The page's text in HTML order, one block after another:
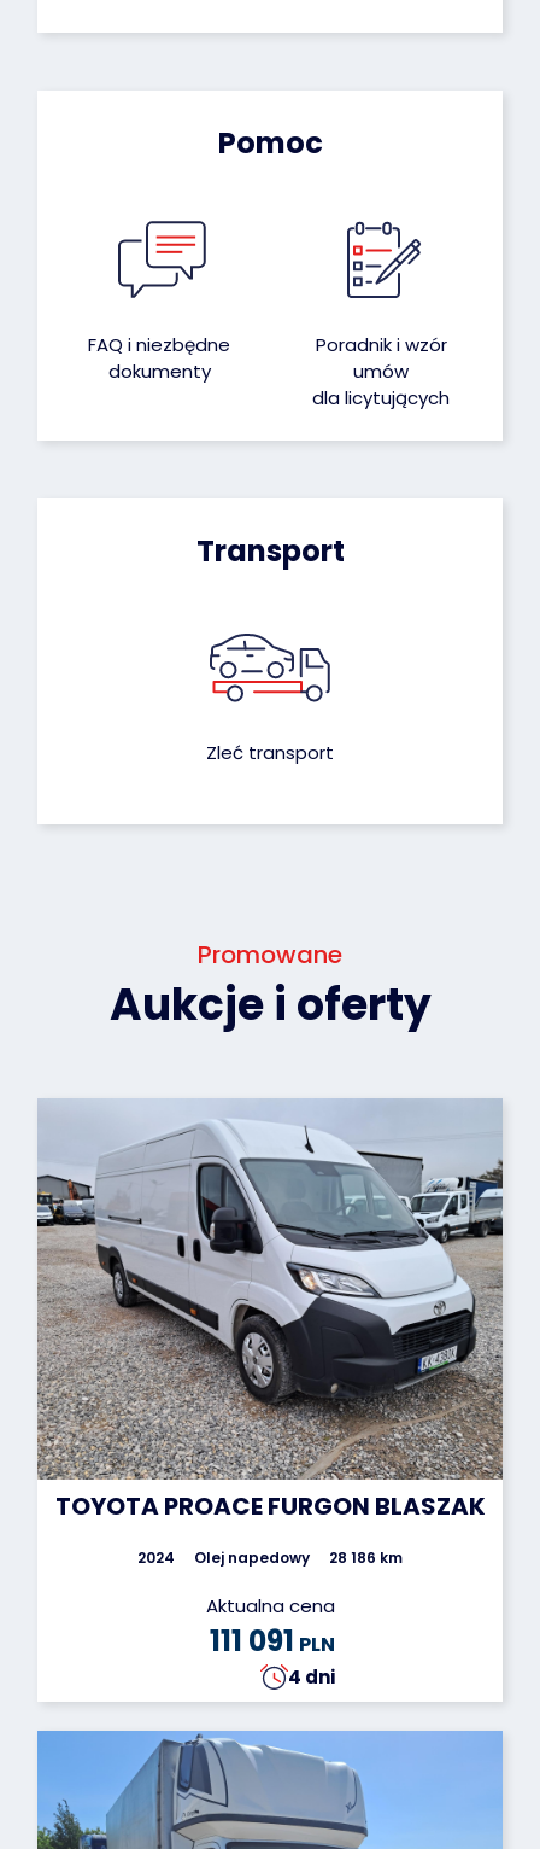
Pomoc
FAQ i niezbędne
dokumenty
Poradnik i wzór
umów
dla licytujących
Transport
Zleć transport
Promowane
Aukcje i oferty
TOYOTA PROACE FURGON BLASZAK
2024 Olej napedowy 28 186 km
Aktualna cena
111 091 PLN
4 dni